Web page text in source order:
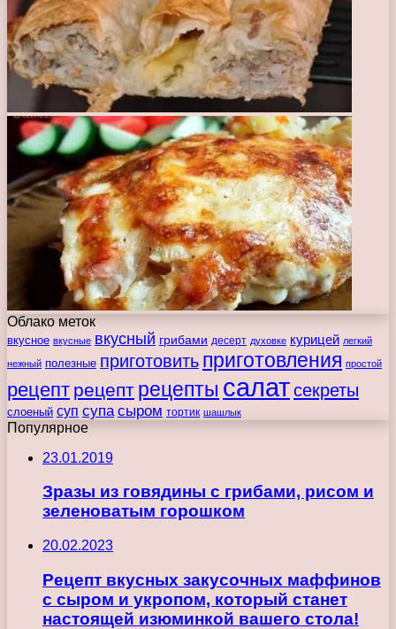
Облако меток
вкусное вкусные вкусный грибами десерт духовке курицей легкий
нежный полезные приготовить приготовления простой
рецепт рецепт рецепты салатсекреты
слоеный суп супа сыром тортик шашлык
Популярное
23.01.2019
Зразы из говядины с грибами, рисом и
зеленоватым горошком
20.02.2023
Рецепт вкусных закусочных маффинов
с сыром и укропом, который станет
настоящей изюминкой вашего стола!